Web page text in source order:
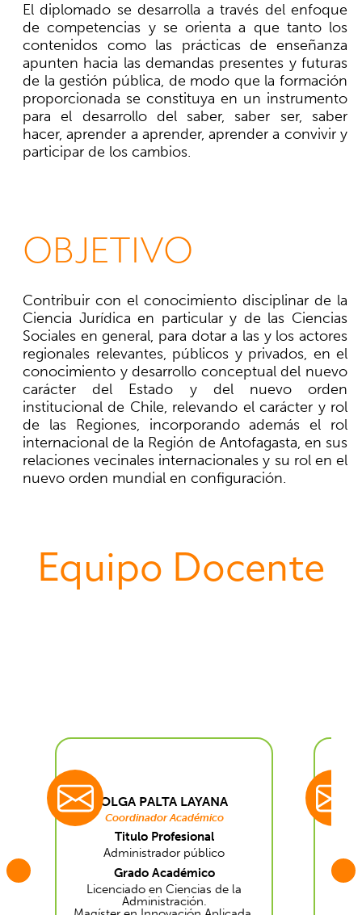
El diplomado se desarrolla a través del enfoque
de competencias y se orienta a que tanto los
contenidos como las prácticas de enseñanza
apunten hacia las demandas presentes y futuras
de la gestión pública, de modo que la formación
proporcionada se constituya en un instrumento
para el desarrollo del saber, saber ser, saber
hacer, aprender a aprender, aprender a convivir y
participar de los cambios.
OBJETIVO
Contribuir con el conocimiento disciplinar de la
Ciencia Jurídica en particular y de las Ciencias
Sociales en general, para dotar a las y los actores
regionales relevantes, públicos y privados, en el
conocimiento y desarrollo conceptual del nuevo
carácter del Estado y del nuevo orden
institucional de Chile, relevando el carácter y rol
de las Regiones, incorporando además el rol
internacional de la Región de Antofagasta, en sus
relaciones vecinales internacionales y su rol en el
nuevo orden mundial en configuración.
Equipo Docente
OLGA PALTA LAYANA
Coordinador Académico
Titulo Profesional
Administrador público
Grado Académico
Licenciado en Ciencias de la
Administración.